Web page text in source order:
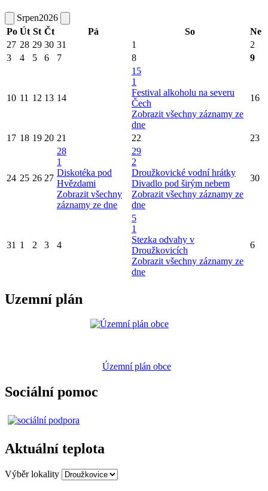
Srpen2026
Po Út St Čt Pá So
Ne
27 28 29 30 31 1
2
3
4 5 6 7 8 9
10 11 12 13 14
15
1
Festival alkoholu na severu
Čech
Zobrazit všechny záznamy ze
dne
16
17 18 19 20 21 22 23
24 25 26 27
28
1
Diskotéka pod
Hvězdami
Zobrazit všechny
záznamy ze dne
29
2
Droužkovické vodní hrátky
Divadlo pod širým nebem
Zobrazit všechny záznamy ze
dne
30
31 1 2 3 4
5
1
Stezka odvahy v
Droužkovicích
Zobrazit všechny záznamy ze
dne
6
Uzemní plán
Územní plán obce
Sociální pomoc
Aktuální teplota
Výběr lokality